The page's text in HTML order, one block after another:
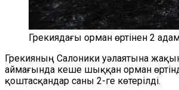
Грекиядағы орман өртінен 2
Грекияның Салоники уәлаятына
аймағында кеше шыққан орман
қоштасқандар саны 2-ге көтерілді.